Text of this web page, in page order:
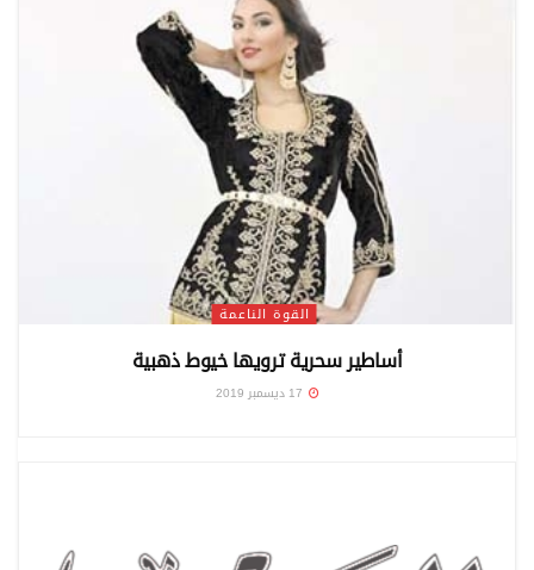
القوة الناعمة
أساطير سحرية ترويها خيوط ذهبية